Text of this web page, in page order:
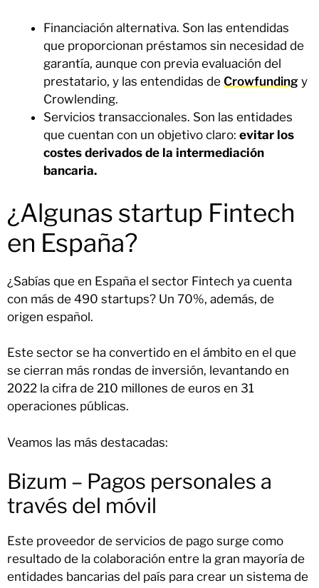
Financiación alternativa. Son las entendidas
que proporcionan préstamos sin necesidad de
garantía, aunque con previa evaluación del
prestatario, y las entendidas de Crowfunding y
Crowlending.
Servicios transaccionales. Son las entidades
que cuentan con un objetivo claro: evitar los
costes derivados de la intermediación
bancaria.
¿Algunas startup Fintech
en España?
¿Sabías que en España el sector Fintech ya cuenta
con más de 490 startups? Un 70%, además, de
origen español.
Este sector se ha convertido en el ámbito en el que
se cierran más rondas de inversión, levantando en
2022 la cifra de 210 millones de euros en 31
operaciones públicas.
Veamos las más destacadas:
Bizum – Pagos personales a
través del móvil
Este proveedor de servicios de pago surge como
resultado de la colaboración entre la gran mayoría de
entidades bancarias del país para crear un sistema de